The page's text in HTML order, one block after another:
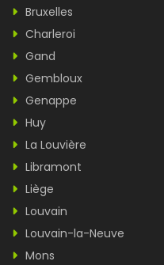
Bruxelles
Charleroi
Gand
Gembloux
Genappe
Huy
La Louvière
Libramont
Liège
Louvain
Louvain-la-Neuve
Mons